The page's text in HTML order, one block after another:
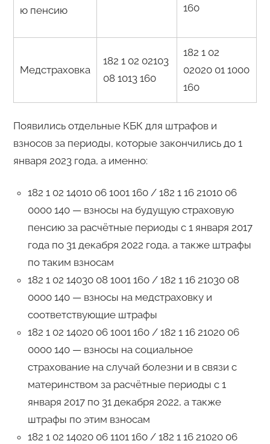
160
ю пенсию
Медстраховка
182 1 02 02103
08 1013 160
182 1 02
02020 01 1000
160
Появились отдельные КБК для штрафов и
взносов за периоды, которые закончились до 1
января 2023 года, а именно:
182 1 02 14010 06 1001 160 / 182 1 16 21010 06
0000 140 — взносы на будущую страховую
пенсию за расчётные периоды с 1 января 2017
года по 31 декабря 2022 года, а также штрафы
по таким взносам
182 1 02 14030 08 1001 160 / 182 1 16 21030 08
0000 140 — взносы на медстраховку и
соответствующие штрафы
182 1 02 14020 06 1001 160 / 182 1 16 21020 06
0000 140 — взносы на социальное
страхование на случай болезни и в связи с
материнством за расчётные периоды с 1
января 2017 по 31 декабря 2022, а также
штрафы по этим взносам
182 1 02 14020 06 1101 160 / 182 1 16 21020 06